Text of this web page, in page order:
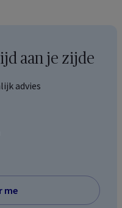
aan je zijde
advies
me